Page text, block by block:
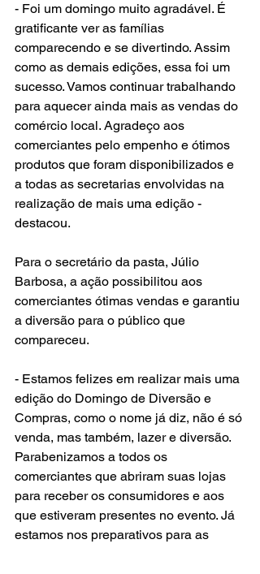
- Foi um domingo muito agradável. É
gratificante ver as famílias
comparecendo e se divertindo. Assim
como as demais edições, essa foi um
sucesso. Vamos continuar trabalhando
para aquecer ainda mais as vendas do
comércio local. Agradeço aos
comerciantes pelo empenho e ótimos
produtos que foram disponibilizados e
a todas as secretarias envolvidas na
realização de mais uma edição -
destacou.
Para o secretário da pasta, Júlio
Barbosa, a ação possibilitou aos
comerciantes ótimas vendas e garantiu
a diversão para o público que
compareceu.
- Estamos felizes em realizar mais uma
edição do Domingo de Diversão e
Compras, como o nome já diz, não é só
venda, mas também, lazer e diversão.
Parabenizamos a todos os
comerciantes que abriram suas lojas
para receber os consumidores e aos
que estiveram presentes no evento. Já
estamos nos preparativos para as